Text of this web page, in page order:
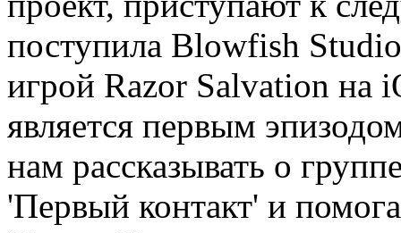
поступила Blowfish
игрой Razor Salvation на
является первым
нам рассказывать о
'Первый контакт' и